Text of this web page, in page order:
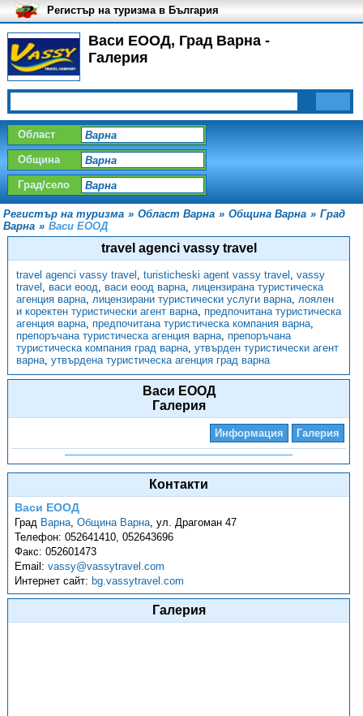
Васи ЕООД, Град Варна -
Галерия
Регистър на туризма в България
Област
Община
Град/село
Регистър на туризма » Област Варна » Община Варна » Град
Варна » Васи ЕООД
travel agenci vassy travel
travel agenci vassy travel , turisticheski agent vassy travel , vassy
travel , васи еоод, васи еоод варна, лицензирана туристическа
агенция варна, лицензирани туристически услуги варна, лоялен
и коректен туристически агент варна, предпочитана туристическа
агенция варна, предпочитана туристическа компания варна,
препоръчана туристическа агенция варна, препоръчана
туристическа компания град варна, утвърден туристически агент
варна, утвърдена туристическа агенция град варна
Васи ЕООД
Галерия
Информация Галерия
Контакти
Васи ЕООД
Град Варна,Община Варна,ул. Драгоман 47
Телефон:052641410, 052643696
Факс:052601473
Email:vassy@vassytravel.com
Интернет сайт: bg.vassytravel.com
Галерия